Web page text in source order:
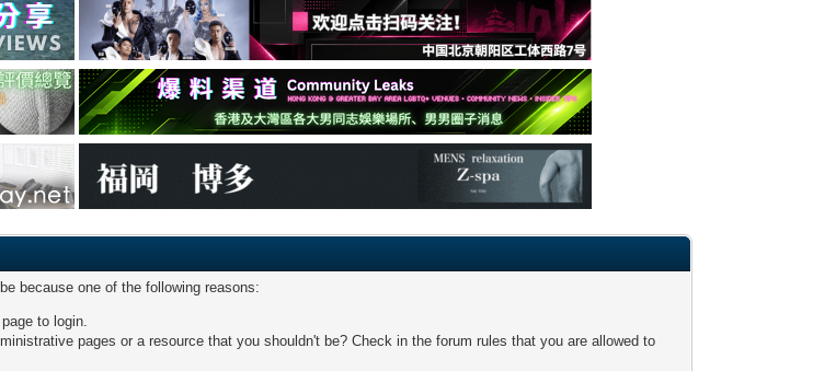
because one of the following reasons:
to login.
pages or a resource that you shouldn't be? Check in the forum rules that you are allowed to